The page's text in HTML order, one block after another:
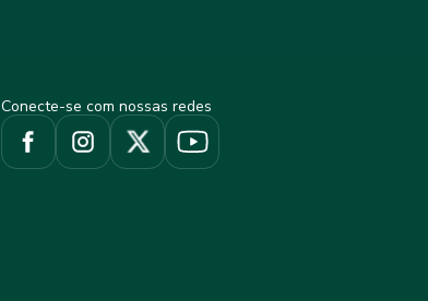
Conecte-se com nossas redes